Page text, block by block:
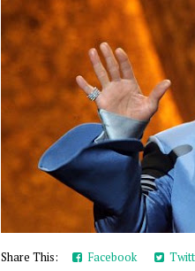
Share This: Facebook